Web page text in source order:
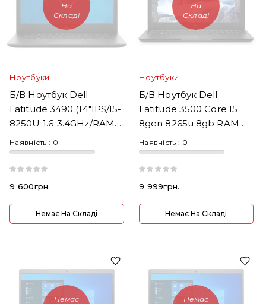
На
Складі
Ноутбуки
Б/В Ноутбук Dell
Latitude 3490 (14"IPS/i5-
8250U 1.6-3.4GHz/RAM
Наявність : 0
9 600грн.
Немає На Складі
На
Складі
Ноутбуки
Б/В Ноутбук Dell
Latitude 3500 Core I5
8gen 8265u 8gb RAM
Наявність : 0
9 999грн.
Немає На Складі
Немає
Немає